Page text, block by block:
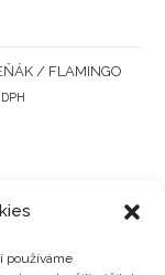
používáme
/ FLAMINGO